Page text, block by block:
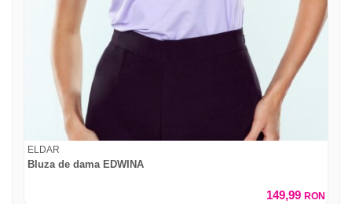
ELDAR
Bluza de dama EDWINA
149,99 RON